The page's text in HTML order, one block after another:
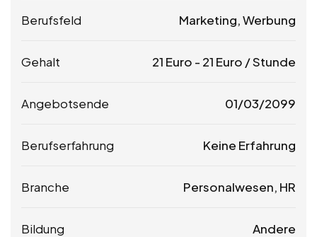
Berufsfeld Marketing, Werbung
Gehalt 21 Euro - 21 Euro / Stunde
Angebotsende 01/03/2099
Berufserfahrung Keine Erfahrung
Branche Personalwesen, HR
Bildung Andere